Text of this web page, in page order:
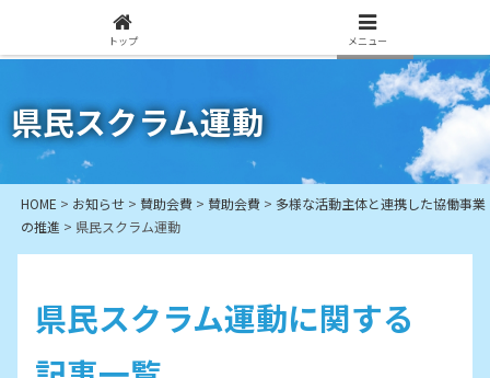
県民スクラム運動
HOME > お知らせ > 賛助会費 > 賛助会費 > 多様な活動主体と連携した協働事業
の推進 > 県民スクラム運動
県民スクラム運動に関する
トップ メニュー